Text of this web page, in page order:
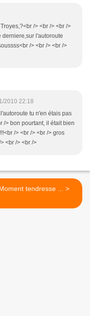
/> <br /> <br />
derniere,sur l'autoroute
/> <br /> <br />
2010 22:18
tu n'en étais pas
/> bon pourtant, il était bien
/> <br /> <br /> gros
<br /> <br />
Moment tendresse ... >